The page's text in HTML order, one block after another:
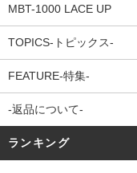
MBT-1000 LACE UP
TOPICS-トピックス-
FEATURE-特集-
-返品について-
ランキング